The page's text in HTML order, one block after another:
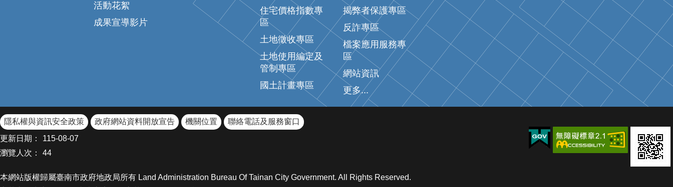
活動花絮
成果宣導影片
住宅價格指數專
區
土地徵收專區
土地使用編定及
管制專區
國土計畫專區
揭弊者保護專區
反詐專區
檔案應用服務專
區
網站資訊
更多...
隱私權與資訊安全政策 政府網站資料開放宣告 機關位置
聯絡電話及服務窗口
更新日期：
115-08-07
瀏覽人次：
44
本網站版權歸屬臺南市政府地政局所有 Land Administration Bureau Of Tainan City Government. All Rights Reserved.